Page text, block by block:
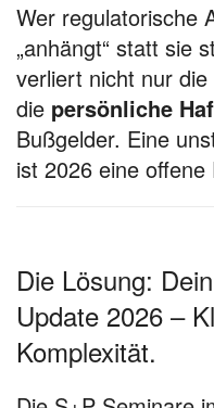
Wer regulatorische
„anhängt“ statt sie
verliert nicht nur
die persönliche
Bußgelder. Eine
ist 2026 eine
Die Lösung:
Update 2026 –
Komplexität.